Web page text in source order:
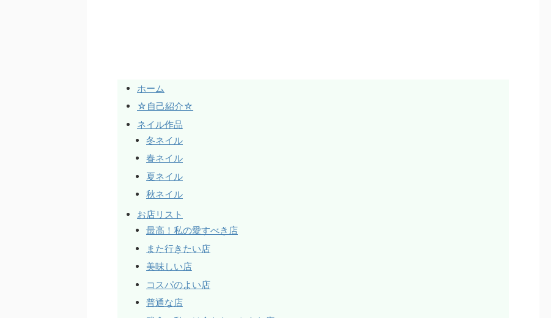
ホーム
☆自己紹介☆
ネイル作品
冬ネイル
春ネイル
夏ネイル
秋ネイル
お店リスト
最高！私の愛すべき店
また行きたい店
美味しい店
コスパのよい店
普通な店